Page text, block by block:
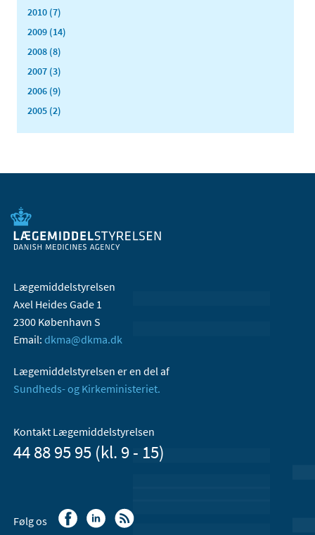
2010 (7)
2009 (14)
2008 (8)
2007 (3)
2006 (9)
2005 (2)
Lægemiddelstyrelsen
Axel Heides Gade 1
2300 København S
Email: dkma@dkma.dk
Lægemiddelstyrelsen er en del af
Sundheds- og Kirkeministeriet.
Kontakt Lægemiddelstyrelsen
44 88 95 95 (kl. 9 - 15)
Følg os